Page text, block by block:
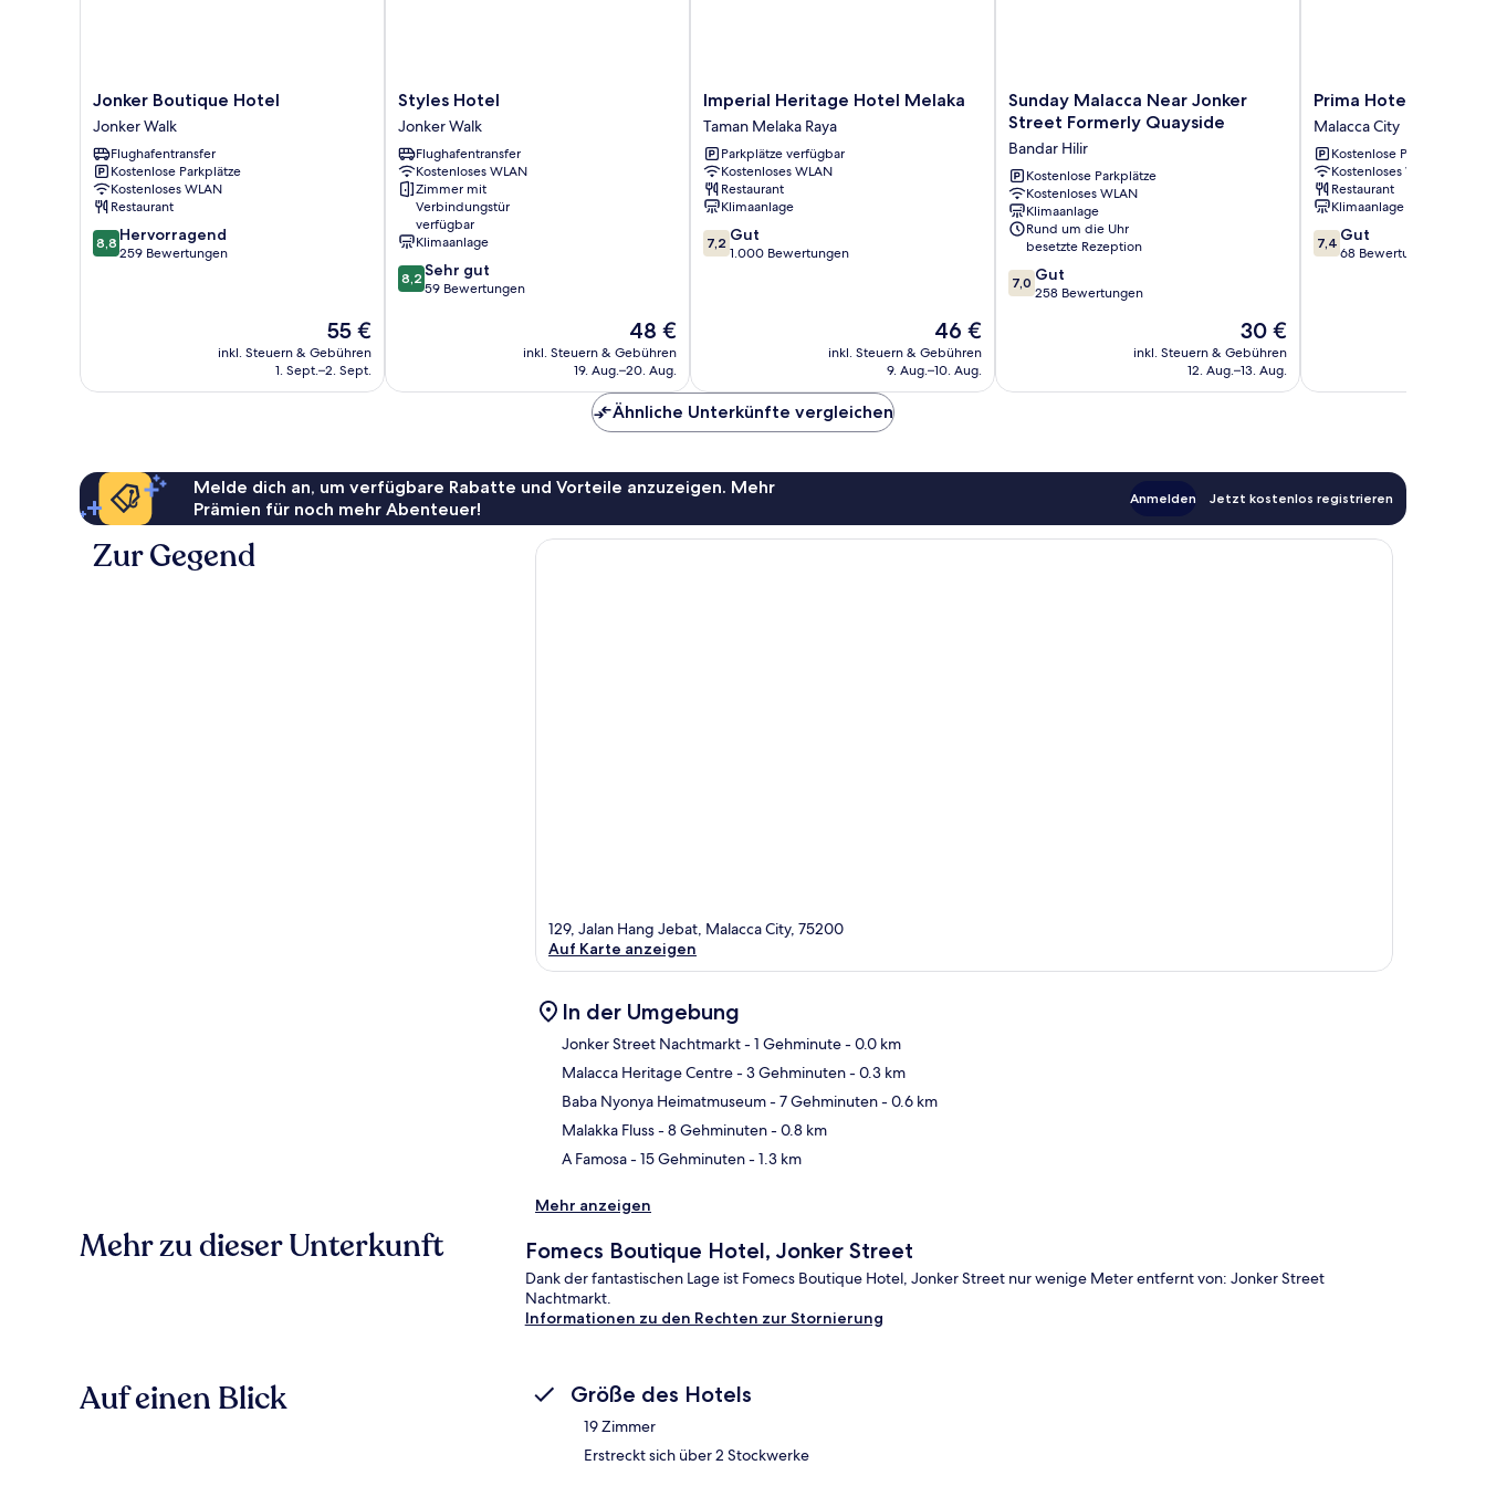
Jonker
Boutique
Hotel
Jonker
Walk
Jonker Boutique Hotel
Jonker Walk
Flughafentransfer
Kostenlose Parkplätze
Kostenloses WLAN
Restaurant
8.8
von
8,8 Hervorragend
259 Bewertungen
Der
Preis
beträgt
55 €
inkl. Steuern & Gebühren
1. Sept.–2. Sept.
Styles
Hotel
Jonker
Walk
Styles Hotel
Jonker Walk
Flughafentransfer
Kostenloses WLAN
Zimmer mit
Verbindungstür
verfügbar
Klimaanlage
8.2
von
Bewertungen
8,2 Sehr gut
59 Bewertungen
Der
Preis
beträgt
48 €
inkl. Steuern & Gebühren
19. Aug.–20. Aug.
Imperial
Heritage
Hotel
Melaka
Taman
Melaka
Raya
Imperial Heritage Hotel Melaka
Taman Melaka Raya
Parkplätze verfügbar
Kostenloses WLAN
Restaurant
Klimaanlage
7.2
von
7,2 Gut
1.000 Bewertungen
Der
Preis
beträgt
46 €
inkl. Steuern & Gebühren
9. Aug.–10. Aug.
Sunday
Malacca
Jonker
Street
Formerly
Quayside
Bandar
Hilir
Sunday Malacca Near Jonker
Street Formerly Quayside
Bandar Hilir
Kostenlose Parkplätze
Kostenloses WLAN
Klimaanlage
Rund um die Uhr
besetzte Rezeption
7.0
von
7,0 Gut
258 Bewertungen
Der
Preis
beträgt
30 €
inkl. Steuern & Gebühren
12. Aug.–13. Aug.
Prima
Hotel
Melaka
Malacca
City
Prima Hotel Melaka
Malacca City
Kostenlose Parkplätze
Kostenloses WLAN
Restaurant
Klimaanlage
7.4
von
7,4 Gut
68 Bewertungen
Ähnliche Unterkünfte vergleichen
Melde dich an, um verfügbare Rabatte und Vorteile anzuzeigen. Mehr
Prämien für noch mehr Abenteuer!
Anmelden Jetzt kostenlos registrieren
Zur Gegend
129, Jalan Hang Jebat, Malacca City, 75200
Auf Karte anzeigen
In der Umgebung
Jonker Street Nachtmarkt- 1 Gehminute- 0.0 km
Malacca Heritage Centre- 3 Gehminuten- 0.3 km
Baba Nyonya Heimatmuseum- 7 Gehminuten- 0.6 km
Malakka Fluss- 8 Gehminuten- 0.8 km
A Famosa- 15 Gehminuten- 1.3 km
Mehr anzeigen
Mehr zu dieser Unterkunft Fomecs Boutique Hotel, Jonker Street
Dank der fantastischen Lage ist Fomecs Boutique Hotel, Jonker Street nur wenige Meter entfernt von: Jonker Street
Nachtmarkt.
Informationen zu den Rechten zur Stornierung
Auf einen Blick Größe des Hotels
19 Zimmer
Erstreckt sich über 2 Stockwerke